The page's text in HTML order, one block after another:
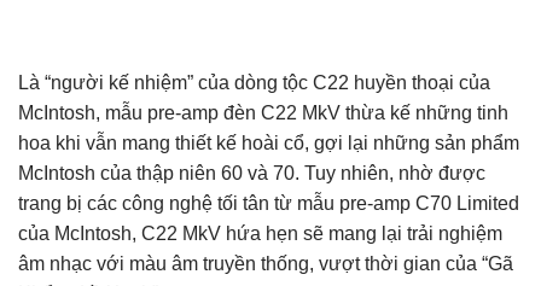
Là “người kế nhiệm” của dòng tộc C22 huyền thoại của
McIntosh, mẫu pre-amp đèn C22 MkV thừa kế những tinh
hoa khi vẫn mang thiết kế hoài cổ, gợi lại những sản phẩm
McIntosh của thập niên 60 và 70. Tuy nhiên, nhờ được
trang bị các công nghệ tối tân từ mẫu pre-amp C70 Limited
của McIntosh, C22 MkV hứa hẹn sẽ mang lại trải nghiệm
âm nhạc với màu âm truyền thống, vượt thời gian của “Gã